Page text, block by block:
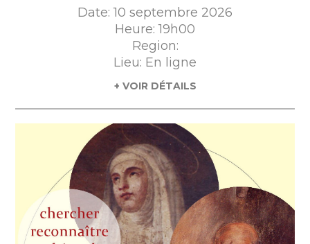
Date: 10 septembre 2026
Heure: 19h00
Region:
Lieu: En ligne
+ VOIR DÉTAILS